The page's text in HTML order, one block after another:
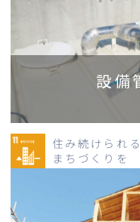
設備
住み続けられる
まちづくりを